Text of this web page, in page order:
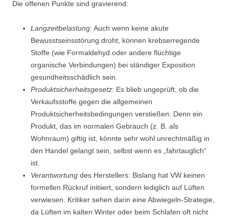
Die offenen Punkte sind gravierend:
Langzeitbelastung: Auch wenn keine akute
Bewusstseinsstörung droht, können krebserregende
Stoffe (wie Formaldehyd oder andere flüchtige
organische Verbindungen) bei ständiger Exposition
gesundheitsschädlich sein.
Produktsicherheitsgesetz: Es blieb ungeprüft, ob die
Verkaufsstoffe gegen die allgemeinen
Produktsicherheitsbedingungen verstießen. Denn ein
Produkt, das im normalen Gebrauch (z. B. als
Wohnraum) giftig ist, könnte sehr wohl unrechtmäßig in
den Handel gelangt sein, selbst wenn es „fahrtauglich“
ist.
Verantwortung des Herstellers: Bislang hat VW keinen
formellen Rückruf initiiert, sondern lediglich auf Lüften
verwiesen. Kritiker sehen darin eine Abwiegeln-Strategie,
da Lüften im kalten Winter oder beim Schlafen oft nicht